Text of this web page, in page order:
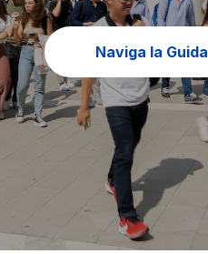
Naviga la Guida